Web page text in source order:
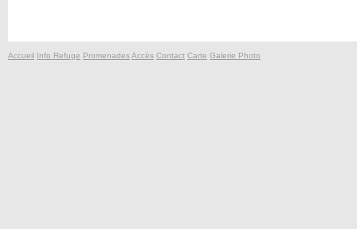
Accueil Info Refuge PromenadesAccès Contact Carte Galerie Photo